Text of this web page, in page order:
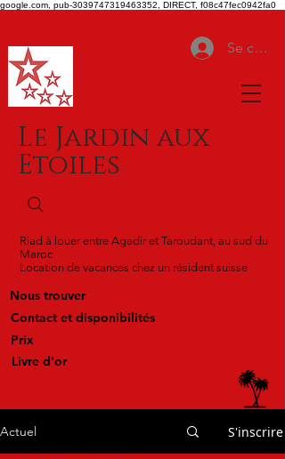
google.com, pub-3039747319463352, DIRECT, f08c47fec0942fa0
Se
Le Jardin aux
Etoiles
Riad à louer entre Agadir et Taroudant, au sud du
Maroc
Location de vacances chez un résident suisse
Nous trouver
Contact et disponibilités
Prix
Livre d'or
Actuel S'inscrire